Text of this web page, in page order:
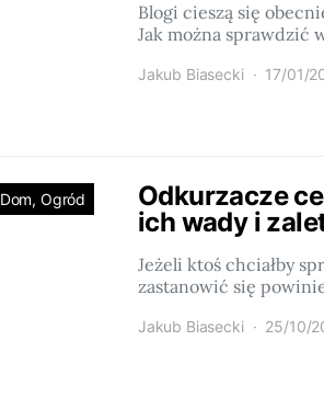
Blogi cieszą się
Jak można sprawdzić
Jakub Biasecki 17/01/
Dom, Ogród
Odkurzacze
ich wady i
Jeżeli ktoś chciałby
zastanowić się
Jakub Biasecki 25/10/